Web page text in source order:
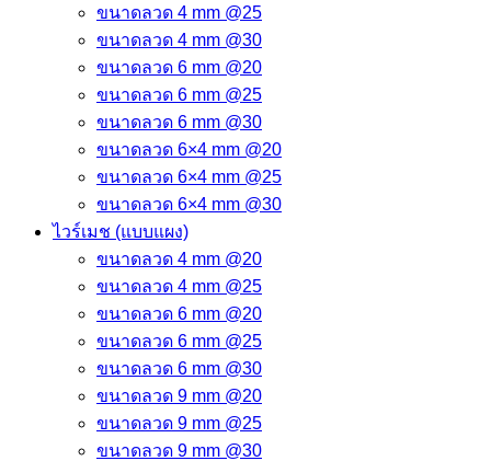
ขนาดลวด 4 mm @25
ขนาดลวด 4 mm @30
ขนาดลวด 6 mm @20
ขนาดลวด 6 mm @25
ขนาดลวด 6 mm @30
ขนาดลวด 6×4 mm @20
ขนาดลวด 6×4 mm @25
ขนาดลวด 6×4 mm @30
ไวร์เมช (แบบแผง)
ขนาดลวด 4 mm @20
ขนาดลวด 4 mm @25
ขนาดลวด 6 mm @20
ขนาดลวด 6 mm @25
ขนาดลวด 6 mm @30
ขนาดลวด 9 mm @20
ขนาดลวด 9 mm @25
ขนาดลวด 9 mm @30